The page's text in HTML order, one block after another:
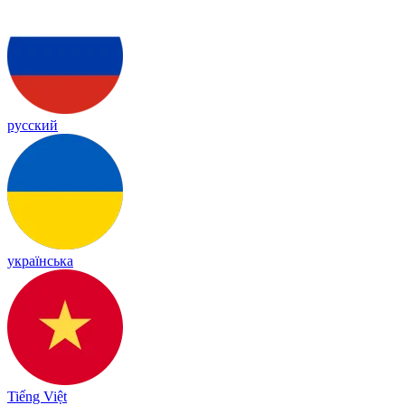
русский
українська
Tiếng Việt